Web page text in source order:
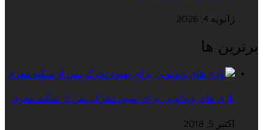
ژانویه 4, 2026
برترین ها
بازی های ویدئویی برای بهبود تحرک پس از سکته مغزی
اکتبر 5, 2018